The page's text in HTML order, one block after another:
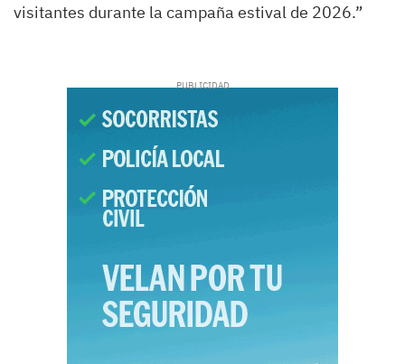
visitantes durante la campaña estival de 2026.”